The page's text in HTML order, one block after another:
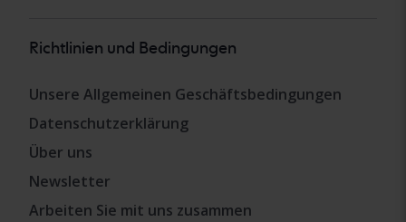
Richtlinien und Bedingungen
Unsere Allgemeinen Geschäftsbedingungen
Datenschutzerklärung
Über uns
Newsletter
Arbeiten Sie mit uns zusammen